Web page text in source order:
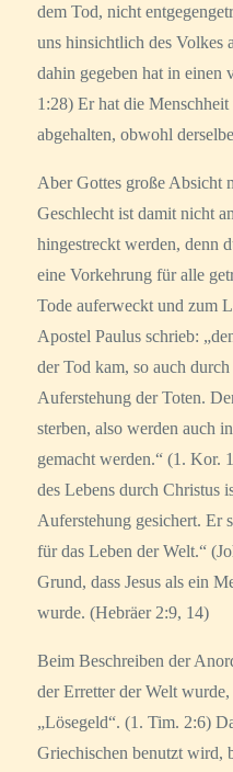
dem Tod, nicht
uns hinsichtlich des Volkes
dahin gegeben hat in einen
1:28) Er hat die
abgehalten, obwohl
Aber Gottes große Absicht
Geschlecht ist damit nicht
hingestreckt werden, denn
eine Vorkehrung für alle
Tode auferweckt und zum
Apostel Paulus schrieb:
der Tod kam, so auch
Auferstehung der Toten.
sterben, also werden auch
gemacht werden.“ (1. Kor.
des Lebens durch Christus
Auferstehung gesichert. Er
für das Leben der Welt.“
Grund, dass Jesus als ein
wurde. (Hebräer 2:9, 14)
Beim Beschreiben der
der Erretter der Welt
„Lösegeld“. (1. Tim. 2:6)
Griechischen benutzt wird,